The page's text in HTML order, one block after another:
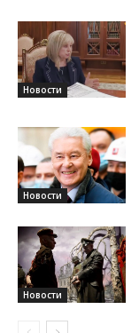
Новости
Новости
Новости